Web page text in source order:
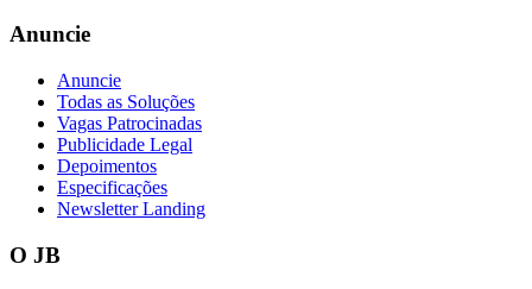
Bahia
Anuncie
Anuncie
Todas as Soluções
Vagas Patrocinadas
Publicidade Legal
Depoimentos
Especificações
Newsletter Landing
O JB